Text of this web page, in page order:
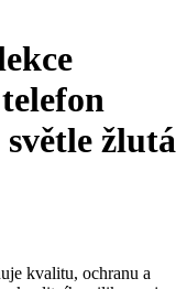
světle žlutá
kvalitu, ochranu a